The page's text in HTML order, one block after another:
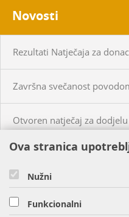
Novosti
Rezultati Natječaja za
Završna svečanost
Otvoren natječaj za
CIJENE
Ova stranica
Nužni
Funkcionalni